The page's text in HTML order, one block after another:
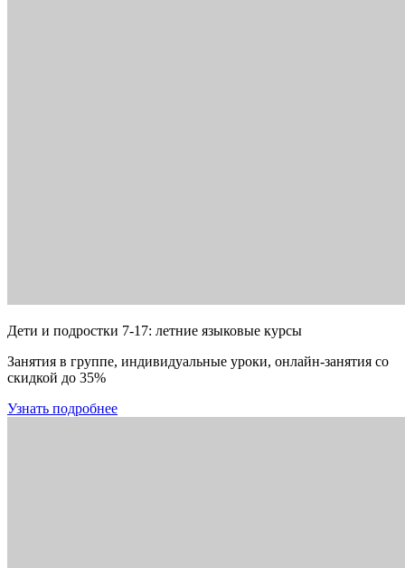
Дети и подростки 7-17: летние языковые курсы
Занятия в группе, индивидуальные уроки, онлайн-занятия со
скидкой до 35%
Узнать подробнее